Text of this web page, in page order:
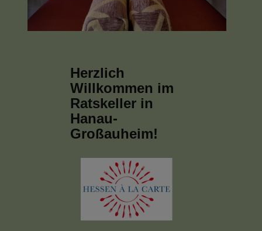
Herzlich
Willkommen im
Ratskeller in
Hanau-
Großauheim!